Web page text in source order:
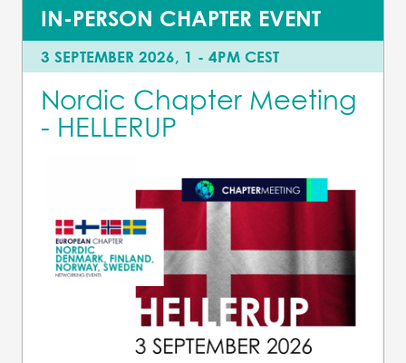
IN-PERSON CHAPTER EVENT
3 SEPTEMBER 2026, 1 - 4PM CEST
Nordic Chapter Meeting
- HELLERUP